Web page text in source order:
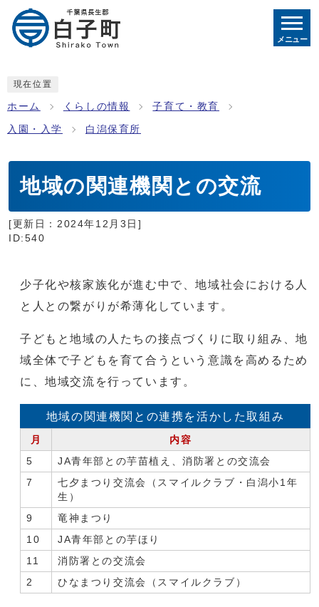
メニュー
現在位置
ホーム くらしの情報 子育て・教育
入園・入学 白潟保育所
地域の関連機関との交流
[更新日： 2024年12月3日 ]
ID:540
少子化や核家族化が進む中で、地域社会における人
と人との繋がりが希薄化しています。
子どもと地域の人たちの接点づくりに取り組み、地
域全体で子どもを育て合うという意識を高めるため
に、地域交流を行っています。
地域の関連機関との連携を活かした取組み
月
内容
5
JA青年部との芋苗植え、消防署との交流会
7
七夕まつり交流会（スマイルクラブ・白潟小1年
生）
9
竜神まつり
10
JA青年部との芋ほり
11
消防署との交流会
2
ひなまつり交流会（スマイルクラブ）